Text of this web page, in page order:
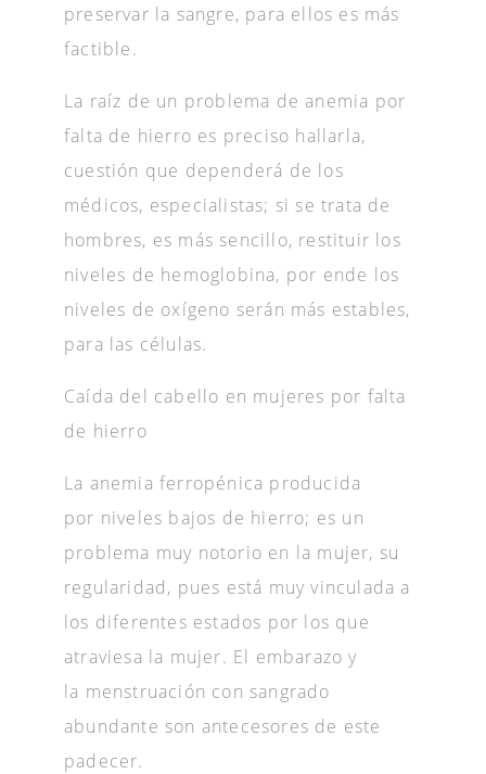
preservar la sangre, para ellos es más
factible.
La raíz de un problema de anemia por
falta de hierro es preciso hallarla,
cuestión que dependerá de los
médicos, especialistas; si se trata de
hombres, es más sencillo, restituir los
niveles de hemoglobina, por ende los
niveles de oxígeno serán más estables,
para las células.
Caída del cabello en mujeres por falta
de hierro
La anemia ferropénica producida
por niveles bajos de hierro; es un
problema muy notorio en la mujer, su
regularidad, pues está muy vinculada a
los diferentes estados por los que
atraviesa la mujer. El embarazo y
la menstruación con sangrado
abundante son antecesores de este
padecer.